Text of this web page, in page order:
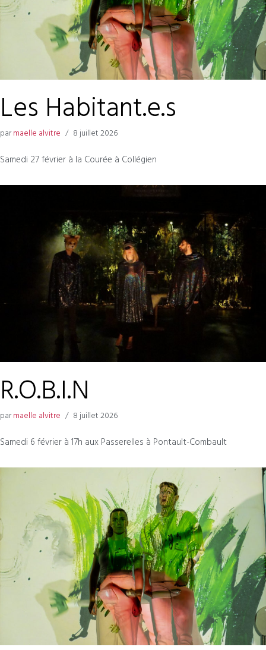
Les Habitant.e.s
parmaelle alvitre 8 juillet 2026
Samedi 27 février à la Courée à Collégien
R.O.B.I.N
parmaelle alvitre 8 juillet 2026
Samedi 6 février à 17h aux Passerelles à Pontault-Combault